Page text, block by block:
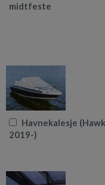
midtfeste
Havnekalesje
2019-)